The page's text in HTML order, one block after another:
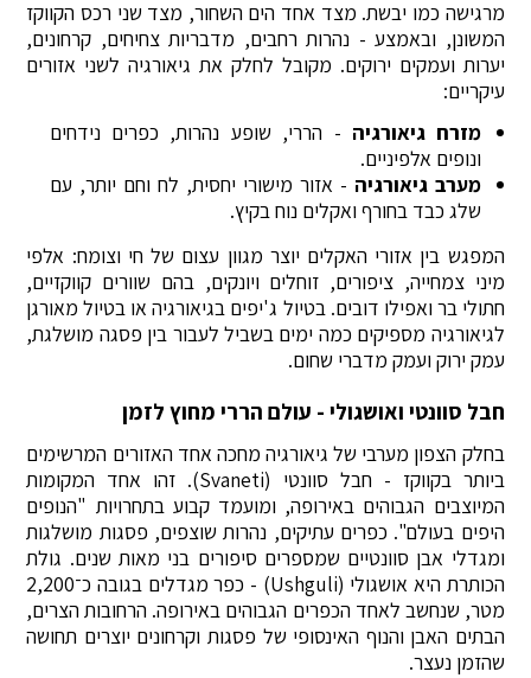
מרגישה כמו יבשת. מצד אחד הים השחור, מצד שני רכס הקווקז
המשונן, ובאמצע - נהרות רחבים, מדבריות צחיחים, קרחונים,
יערות ועמקים ירוקים. מקובל לחלק את גיאורגיה לשני אזורים
עיקריים:
מזרח גיאורגיה - הררי, שופע נהרות, כפרים נידחים
ונופים אלפיניים.
מערב גיאורגיה - אזור מישורי יחסית, לח וחם יותר, עם
שלג כבד בחורף ואקלים נוח בקיץ.
המפגש בין אזורי האקלים יוצר מגוון עצום של חי וצומח: אלפי
מיני צמחייה, ציפורים, זוחלים ויונקים, בהם שוורים קווקזיים,
חתולי בר ואפילו דובים. בטיול ג'יפים בגיאורגיה או בטיול מאורגן
לגיאורגיה מספיקים כמה ימים בשביל לעבור בין פסגה מושלגת,
עמק ירוק ועמק מדברי שחום.
חבל סוונטי ואושגולי - עולם הררי מחוץ לזמן
בחלק הצפון מערבי של גיאורגיה מחכה אחד האזורים המרשימים
ביותר בקווקז - חבל סוונטי (Svaneti). זהו אחד המקומות
המיוצבים הגבוהים באירופה, ומועמד קבוע בתחרויות "הנופים
היפים בעולם". כפרים עתיקים, נהרות שוצפים, פסגות מושלגות
ומגדלי אבן סוונטיים שמספרים סיפורים בני מאות שנים. גולת
הכותרת היא אושגולי (Ushguli) - כפר מגדלים בגובה כ־2,200
מטר, שנחשב לאחד הכפרים הגבוהים באירופה. הרחובות הצרים,
הבתים האבן והנוף האינסופי של פסגות וקרחונים יוצרים תחושה
שהזמן נעצר.